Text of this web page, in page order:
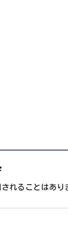
れることはあり